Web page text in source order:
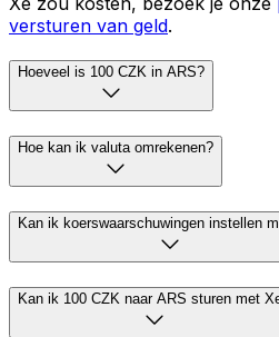
versturen van geld.
Hoeveel is 100 CZK in ARS?
Hoe kan ik valuta omrekenen?
Kan ik koerswaarschuwingen instellen
Kan ik 100 CZK naar ARS sturen met